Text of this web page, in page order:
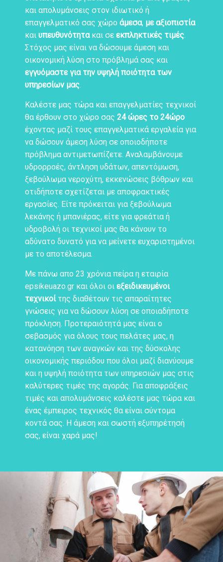
και απολυμάνσεις στον ιδιωτικό ή
επαγγελματικό σας χώρο άμεσα, με αξιοπιστία
και υπευθυνότητακαι σε εκπληκτικές τιμές.
Στόχος μας είναι να δώσουμε άμεση και
οικονομική λύση στο πρόβλημά σας και
εγγυόμαστε για την υψηλή ποιότητα των
υπηρεσίων μας.
Καλέστε μας τώρα και επαγγελματίες τεχνικοί
θα έρθουν στο χώρο σας 24 ώρες το 24ώρο
έχοντας μαζί τους επαγγελματικά εργαλεία για
να δώσουν άμεση λύση σε οποιοδήποτε
πρόβλημα αντιμετωπίζετε. Αναλαμβάνουμε
υδρορροές, άντληση υδάτων, απεντόμωση,
ξεβούλωμα νεροχύτη, εκκενώσεις βόθρων και
οτιδήποτε σχετίζεται με αποφρακτικές
εργασίες. Είτε πρόκειται για ξεβούλωμα
λεκάνης ή μπανιέρας, είτε για φρεάτια ή
υδροβολή οι τεχνικοί μας θα κάνουν το
αδύνατο δυνατό για να μείνετε ευχαριστημένοι
με το αποτέλεσμα.
Με πάνω απο 23 χρόνια πείρα η εταιρία
epsikeuazo.gr και όλοι οι εξειδικευμένοι
τεχνικοίτης διαθέτουν τις απαραίτητες
γνώσεις για να δώσουν λύση σε οποιαδήποτε
πρόκληση. Προτεραιότητά μας είναι ο
σεβασμός για όλους τους πελάτες μας, η
κατανόηση των αναγκών και της δύσκολης
οικονομικής περιόδου που όλοι μαζί διανύουμε
και η υψηλή ποιότητα των υπηρεσιών μας στις
καλύτερες τιμές της αγοράς. Για αποφράξεις
τιμές και απολυμάνσεις καλέστε μας τώρα και
ένας έμπειρος τεχνικός θα είναι σύντομα
κοντά σας. Η άμεση και σωστή εξυπηρέτησή
σας, είναι χαρά μας!